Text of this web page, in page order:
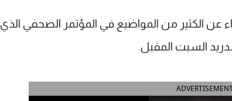
عن الكثير من المواضيع في المؤتمر الصحفي الذي
السبت المقبل.